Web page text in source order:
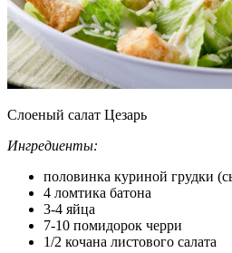
Cлоеный салат Цезарь
Ингредиенты:
половинка куриной грудки
4 ломтика батона
3-4 яйца
7-10 помидорок черри
1/2 кочана листового салата